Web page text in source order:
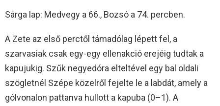
Sárga lap: Medvegy a 66., Bozsó a 74. percben.
A Zete az első perctől támadólag lépett fel, a
szarvasiak csak egy-egy ellenakció erejéig tudtak a
kapujukig. Szűk negyedóra elteltével egy bal oldali
szögletnél Szépe közelről fejelte le a labdát, amely a
gólvonalon pattanva hullott a kapuba (0–1). A